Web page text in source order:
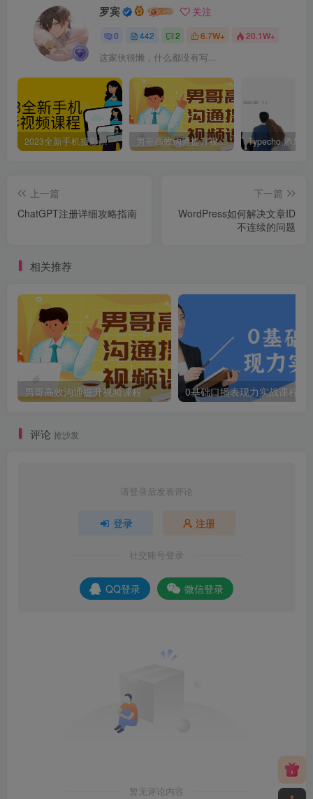
罗宾 关注
0 442 2 6.7W+ 20.1W+
这家伙很懒，什么都没有写...
2023全新手机摄影视频课程 男哥高效沟通提升视频课程
上一篇
ChatGPT注册详细攻略指南
下一篇
WordPress如何解决文章ID
不连续的问题
相关推荐
男哥高效沟通提升视频课程 0基础口播表现力实战课程
评论 抢沙发
请登录后发表评论
登录 注册
社交账号登录
QQ登录 微信登录
暂无评论内容